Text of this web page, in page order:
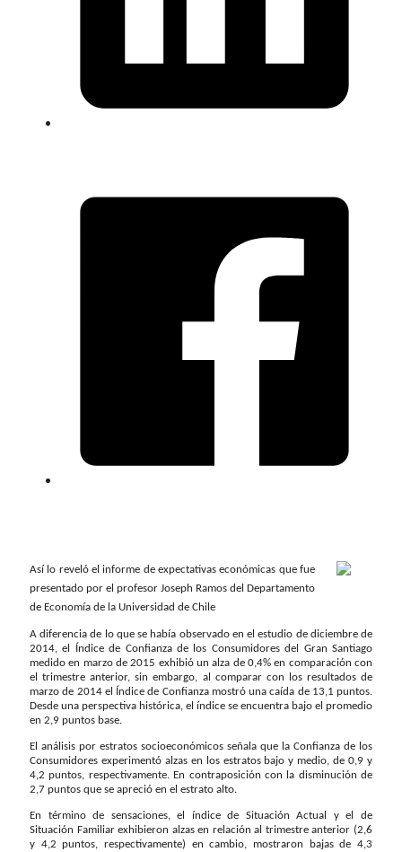
Así lo reveló el informe de expectativas económicas que fue
presentado por el profesor Joseph Ramos del Departamento
de Economía de la Universidad de Chile
A diferencia de lo que se había observado en el estudio de diciembre de
2014, el Índice de Confianza de los Consumidores del Gran Santiago
medido en marzo de 2015 exhibió un alza de 0,4% en comparación con
el trimestre anterior, sin embargo, al comparar con los resultados de
marzo de 2014 el Índice de Confianza mostró una caída de 13,1 puntos.
Desde una perspectiva histórica, el índice se encuentra bajo el promedio
en 2,9 puntos base.
El análisis por estratos socioeconómicos señala que la Confianza de los
Consumidores experimentó alzas en los estratos bajo y medio, de 0,9 y
4,2 puntos, respectivamente. En contraposición con la disminución de
2,7 puntos que se apreció en el estrato alto.
En término de sensaciones, el índice de Situación Actual y el de
Situación Familiar exhibieron alzas en relación al trimestre anterior (2,6
y 4,2 puntos, respectivamente) en cambio, mostraron bajas de 4,3